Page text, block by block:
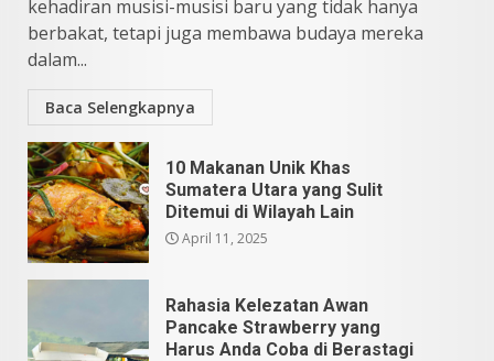
5
Mei 25, 2026
kehadiran musisi-musisi baru yang tidak hanya
berbakat, tetapi juga membawa budaya mereka
dalam...
Baca Selengkapnya
10 Makanan Unik Khas
Sumatera Utara yang Sulit
Ditemui di Wilayah Lain
April 11, 2025
Rahasia Kelezatan Awan
Pancake Strawberry yang
Harus Anda Coba di Berastagi